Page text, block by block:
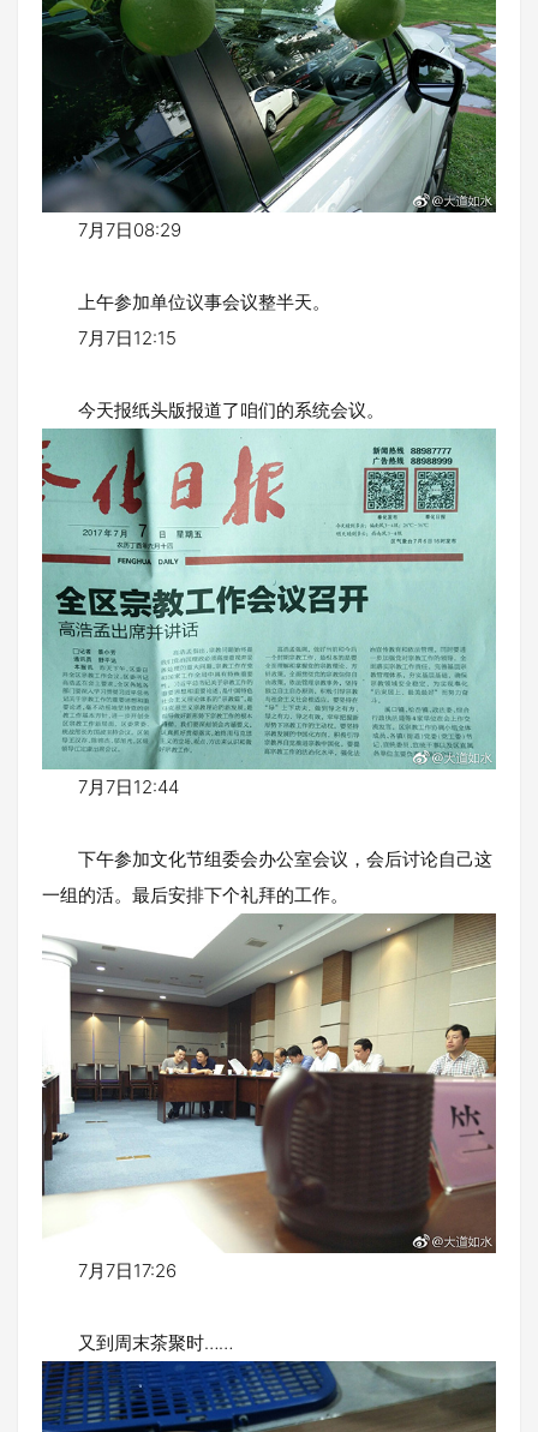
7月7日08:29
上午参加单位议事会议整半天。
7月7日12:15
今天报纸头版报道了咱们的系统会议。
7月7日12:44
下午参加文化节组委会办公室会议，会后讨论自己这
一组的活。最后安排下个礼拜的工作。
7月7日17:26
又到周末茶聚时……